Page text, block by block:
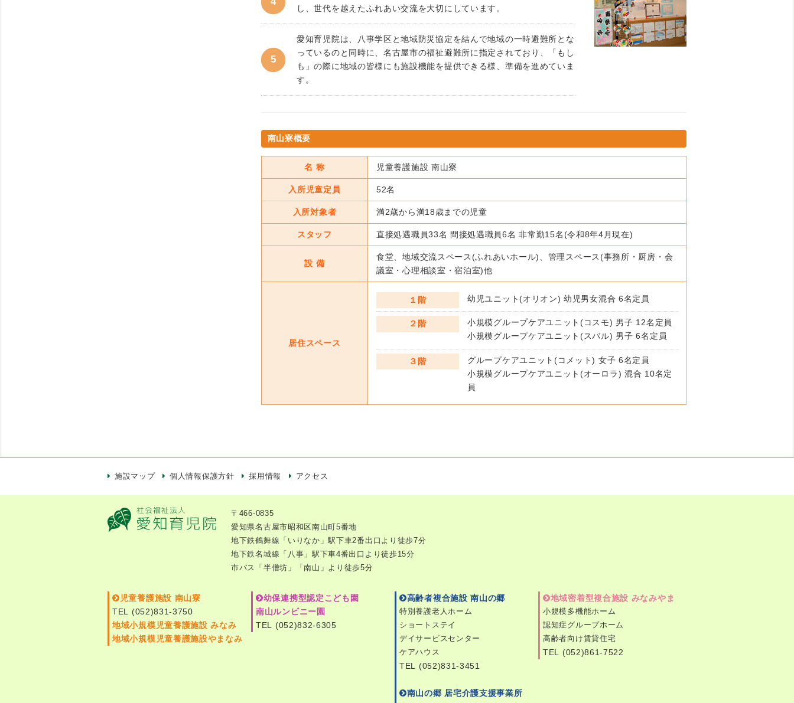
し、世代を越えたふれあい交流を大切にしています。
愛知育児院は、八事学区と地域防災協定を結んで地域の一時避難所とな
っているのと同時に、名古屋市の福祉避難所に指定されており、「もし
も」の際に地域の皆様にも施設機能を提供できる様、準備を進めていま
す。
南山寮概要
名 称 児童養護施設 南山寮
入所児童定員 52名
入所対象者 満2歳から満18歳までの児童
スタッフ 直接処遇職員33名 間接処遇職員6名 非常勤15名(令和8年4月現在)
設 備
食堂、地域交流スペース(ふれあいホール)、管理スペース(事務所・厨房・会
議室・心理相談室・宿泊室)他
居住スペース
１階 幼児ユニット(オリオン) 幼児男女混合 6名定員
２階
小規模グループケアユニット(コスモ) 男子 12名定員
小規模グループケアユニット(スバル) 男子 6名定員
３階
グループケアユニット(コメット) 女子 6名定員
小規模グループケアユニット(オーロラ) 混合 10名定
員
施設マップ 個人情報保護方針 採用情報 アクセス
〒466-0835
愛知県名古屋市昭和区南山町5番地
地下鉄鶴舞線「いりなか」駅下車2番出口より徒歩7分
地下鉄名城線「八事」駅下車4番出口より徒歩15分
市バス「半僧坊」「南山」より徒歩5分
児童養護施設 南山寮
TEL (052)831-3750
地域小規模児童養護施設 みなみ
地域小規模児童養護施設やまなみ
幼保連携型認定こども園
南山ルンビニー園
TEL (052)832-6305
高齢者複合施設 南山の郷
特別養護老人ホーム
ショートステイ
デイサービスセンター
ケアハウス
TEL (052)831-3451
南山の郷 居宅介護支援事業所
地域密着型複合施設 みなみやま
小規模多機能ホーム
認知症グループホーム
高齢者向け賃貸住宅
TEL (052)861-7522